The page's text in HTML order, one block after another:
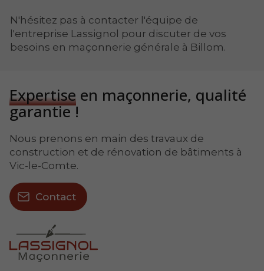
N'hésitez pas à contacter l'équipe de
l'entreprise Lassignol pour discuter de vos
besoins en maçonnerie générale à Billom.
Expertise en maçonnerie, qualité
garantie !
Nous prenons en main des travaux de
construction et de rénovation de bâtiments à
Vic-le-Comte.
Contact